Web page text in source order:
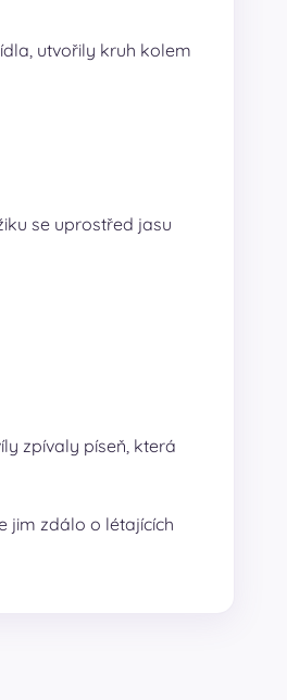
utvořily kruh kolem
se uprostřed jasu
zpívaly píseň, která
jim zdálo o létajících